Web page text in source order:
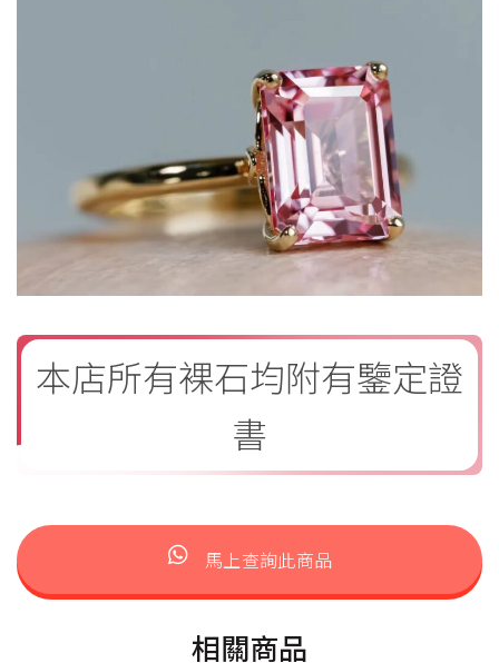
本店所有裸石均附有鑒定證
書
馬上查詢此商品
相關商品